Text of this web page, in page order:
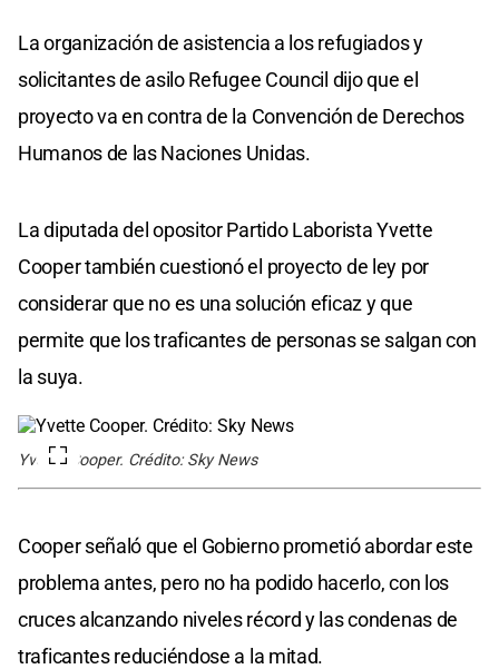
La organización de asistencia a los refugiados y
solicitantes de asilo Refugee Council dijo que el
proyecto va en contra de la Convención de Derechos
Humanos de las Naciones Unidas.
La diputada del opositor Partido Laborista Yvette
Cooper también cuestionó el proyecto de ley por
considerar que no es una solución eficaz y que
permite que los traficantes de personas se salgan con
la suya.
Yvette Cooper. Crédito: Sky News
Cooper señaló que el Gobierno prometió abordar este
problema antes, pero no ha podido hacerlo, con los
cruces alcanzando niveles récord y las condenas de
traficantes reduciéndose a la mitad.